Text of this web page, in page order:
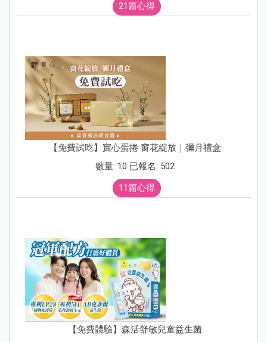
21篇心得
【免費試吃】實心蛋捲 窗花綻放｜彌月禮盒
數量: 10 已報名: 502
11篇心得
【免費體驗】森活舒敏兒童益生菌